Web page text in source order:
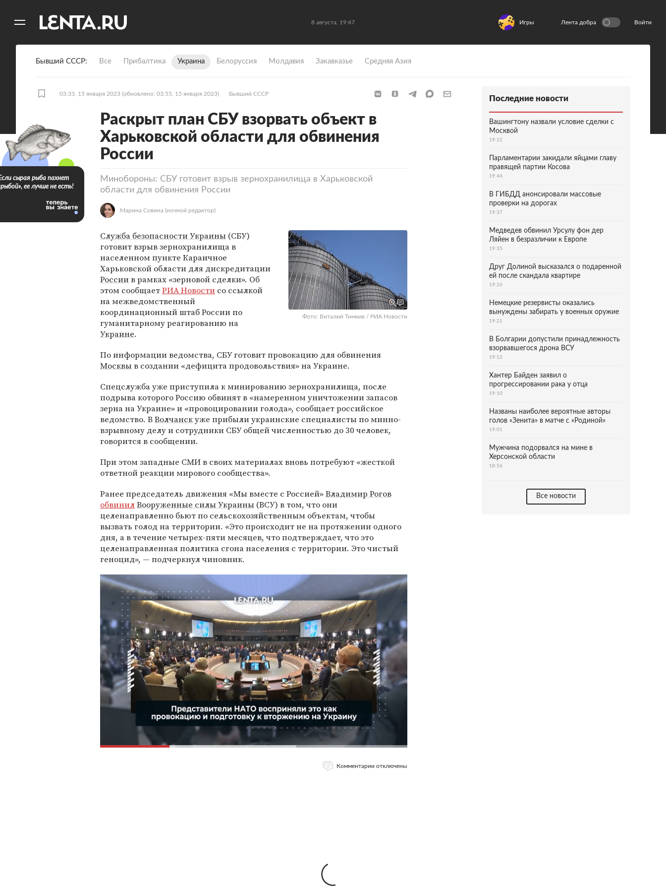
8 августа, 19:47 Игры Лента добра Войти
Бывший СССР Все Прибалтика Украина Белоруссия Молдавия Закавказье Средняя Азия
03:33, 15 января 2023 (обновлено: 03:55, 15 января 2023) Бывший СССР
Раскрыт план СБУ взорвать объект в
Харьковской области для обвинения
России
Минобороны: СБУ готовит взрыв зернохранилища в Харьковской
области для обвинения России
Марина Совина (ночной редактор)
Фото: Виталий Тимкив / РИА Новости
Служба безопасности Украины (СБУ)
готовит взрыв зернохранилища в
населенном пункте Караичное
Харьковской области для дискредитации
Россиив рамках «зерновой сделки». Об
этом сообщаетРИА Новости со ссылкой
на межведомственный
координационный штаб России по
гуманитарному реагированию на
Украине.
По информации ведомства, СБУ готовит провокацию для обвинения
Москвыв создании «дефицита продовольствия» на Украине.
Спецслужба уже приступила к минированию зернохранилища, после
подрыва которого Россию обвинят в «намеренном уничтожении запасов
зерна на Украине» и «провоцировании голода», сообщает российское
ведомство. ВВолчанскуже прибыли украинские специалисты по минно-
взрывному делу и сотрудники СБУ общей численностью до 30 человек,
говорится в сообщении.
При этом западные СМИ в своих материалах вновь потребуют «жесткой
ответной реакции мирового сообщества».
Ранее председатель движения «Мы вместе с Россией»Владимир Рогов
обвинилВооруженные силы Украины (ВСУ) в том, что они
целенаправленно бьют по сельскохозяйственным объектам, чтобы
вызвать голод на территории. «Это происходит не на протяжении одного
дня, а в течение четырех-пяти месяцев, что подтверждает, что это
целенаправленная политика сгона населения с территории. Это чистый
геноцид», — подчеркнул чиновник.
Комментарии отключены
сырая рыба пахнет
ее лучше не есть!
Последние новости
Вашингтону назвали условие сделки с
Москвой
19:22
Парламентарии закидали яйцами главу
правящей партии Косова
19:44
В ГИБДД анонсировали массовые
проверки на дорогах
19:37
Медведев обвинил Урсулу фон дер
Ляйен в безразличии к Европе
19:35
Друг Долиной высказался о подаренной
ей после скандала квартире
19:26
Немецкие резервисты оказались
вынуждены забирать у военных оружие
19:21
В Болгарии допустили принадлежность
взорвавшегося дрона ВСУ
19:12
Хантер Байден заявил о
прогрессировании рака у отца
19:10
Названы наиболее вероятные авторы
голов «Зенита» в матче с «Родиной»
19:01
Мужчина подорвался на мине в
Херсонской области
18:56
Все новости